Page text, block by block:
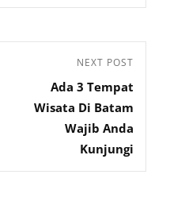
NEXT POST
Ada 3 Tempat
Wisata Di Batam
Wajib Anda
Kunjungi